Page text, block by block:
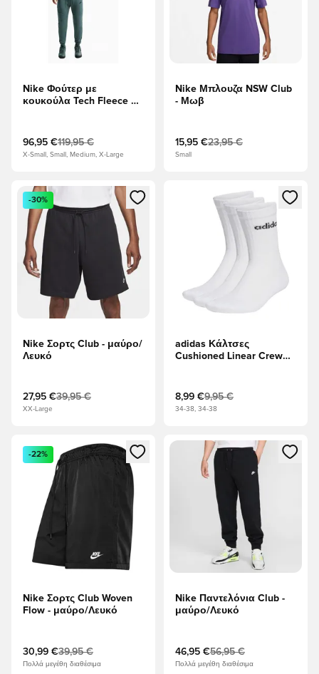
Nike Φούτερ με
κουκούλα Tech Fleece FZ
96,95 €119,95 €
X-Small, Small, Medium, X-Large
Nike Μπλουζα NSW Club
- Μωβ
15,95 €23,95 €
Small
Ανοίγει ένα Modal για να συνδεθείτε ή να εγγραφείτε ως
-30%
Nike Σορτς Club - μαύρο/
Λευκό
27,95 €39,95 €
XX-Large
Ανοίγει ένα Modal για να
adidas Κάλτσες
Cushioned Linear Crew
8,99 €9,95 €
34-38, 34-38
Ανοίγει ένα Modal για να συνδεθείτε ή να εγγραφείτε ως
-22%
Nike Σορτς Club Woven
Flow - μαύρο/Λευκό
30,99 €39,95 €
Πολλά μεγέθη διαθέσιμα
Ανοίγει ένα Modal για να
Nike Παντελόνια Club -
μαύρο/Λευκό
46,95 €56,95 €
Πολλά μεγέθη διαθέσιμα